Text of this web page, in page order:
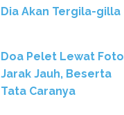
Dia Akan Tergila-gilla
Doa Pelet Lewat Foto
Jarak Jauh, Beserta
Tata Caranya